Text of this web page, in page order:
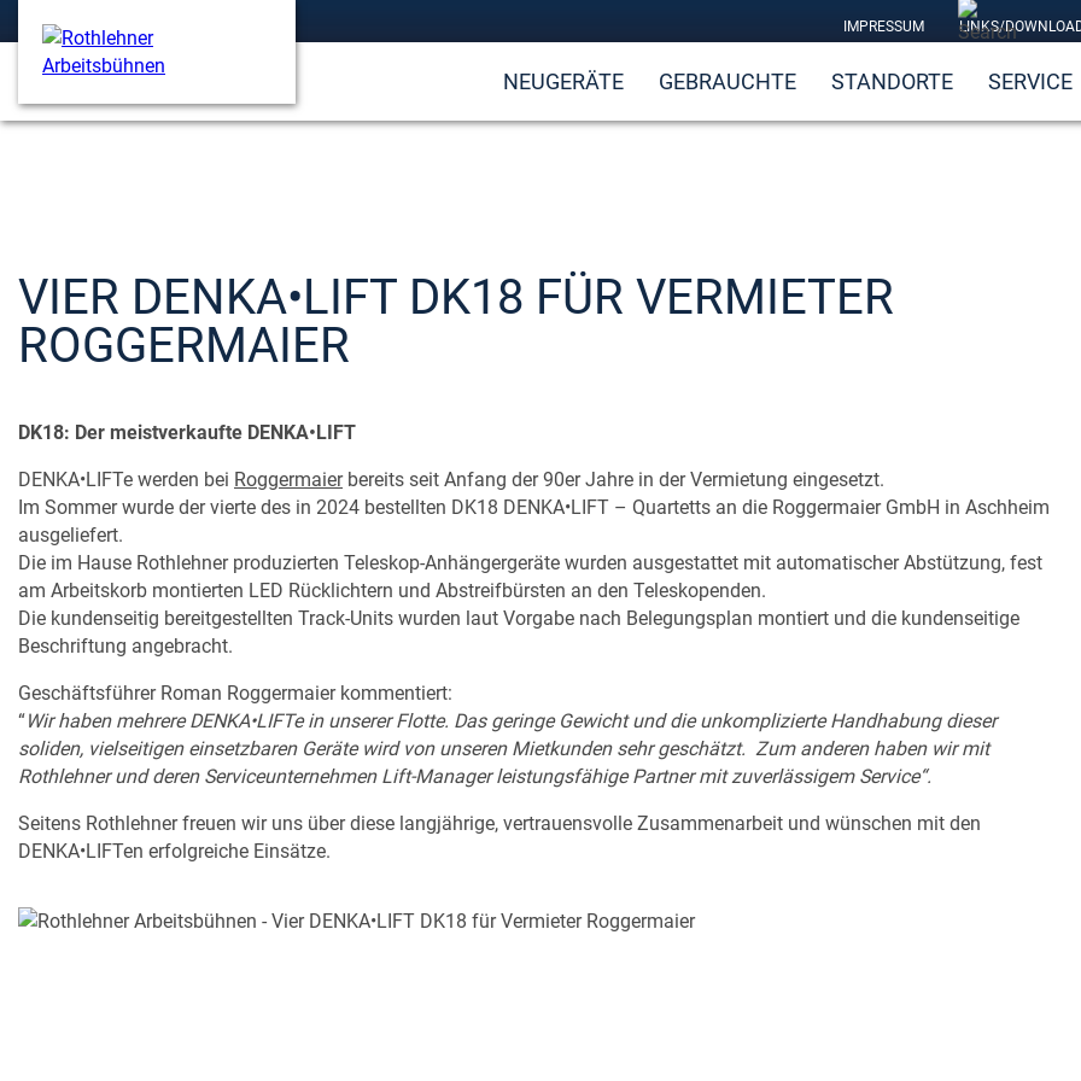
IMPRESSUM LINKS/
NEUGERÄTE GEBRAUCHTE STANDORTE SERVICE
VIER DENKA•LIFT DK18 FÜR VERMIETER
ROGGERMAIER
DK18: Der meistverkaufte DENKA•LIFT
DENKA•LIFTe werden bei Roggermaierbereits seit Anfang der 90er Jahre in der Vermietung eingesetzt.
Im Sommer wurde der vierte des in 2024 bestellten DK18 DENKA•LIFT – Quartetts an die Roggermaier GmbH in Aschheim
ausgeliefert.
Die im Hause Rothlehner produzierten Teleskop-Anhängergeräte wurden ausgestattet mit automatischer Abstützung, fest
am Arbeitskorb montierten LED Rücklichtern und Abstreifbürsten an den Teleskopenden.
Die kundenseitig bereitgestellten Track-Units wurden laut Vorgabe nach Belegungsplan montiert und die kundenseitige
Beschriftung angebracht.
Geschäftsführer Roman Roggermaier kommentiert:
“Wir haben mehrere DENKA•LIFTe in unserer Flotte. Das geringe Gewicht und die unkomplizierte Handhabung dieser
soliden, vielseitigen einsetzbaren Geräte wird von unseren Mietkunden sehr geschätzt. Zum anderen haben wir mit
Rothlehner und deren Serviceunternehmen Lift-Manager leistungsfähige Partner mit zuverlässigem Service“.
Seitens Rothlehner freuen wir uns über diese langjährige, vertrauensvolle Zusammenarbeit und wünschen mit den
DENKA•LIFTen erfolgreiche Einsätze.